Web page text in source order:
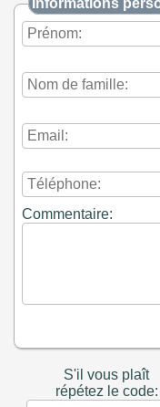
Informations
Commentaire:
S'il vous plaît
répétez le code: